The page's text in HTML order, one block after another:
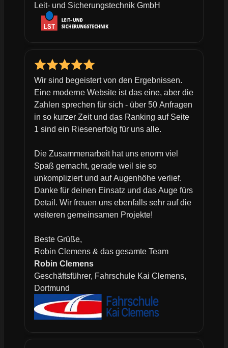
Leit- und Sicherungstechnik GmbH
Wir sind begeistert von den Ergebnissen.
Eine moderne Website ist das eine, aber die
Zahlen sprechen für sich - über 50 Anfragen
in so kurzer Zeit und das Ranking auf Seite
1 sind ein Riesenerfolg für uns alle.
Die Zusammenarbeit hat uns enorm viel
Spaß gemacht, gerade weil sie so
unkompliziert und auf Augenhöhe verlief.
Danke für deinen Einsatz und das Auge fürs
Detail. Wir freuen uns ebenfalls sehr auf die
weiteren gemeinsamen Projekte!
Beste Grüße,
Robin Clemens & das gesamte Team
Robin Clemens
Geschäftsführer, Fahrschule Kai Clemens,
Dortmund